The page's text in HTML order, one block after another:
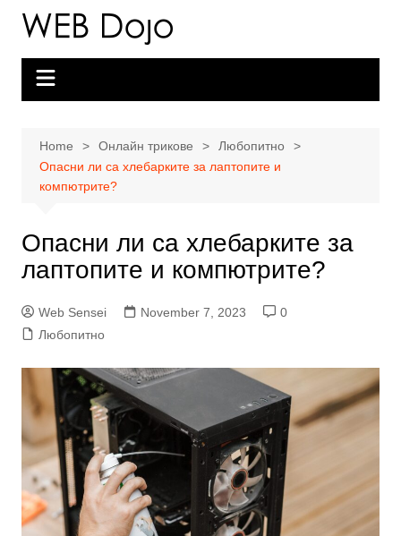
Skip
content
Home Онлайн трикове
Любопитно
Опасни ли са хлебарките за лаптопите и
компютрите?
Опасни ли са хлебарките за
лаптопите и компютрите?
Web Sensei November 7, 2023
0
Любопитно